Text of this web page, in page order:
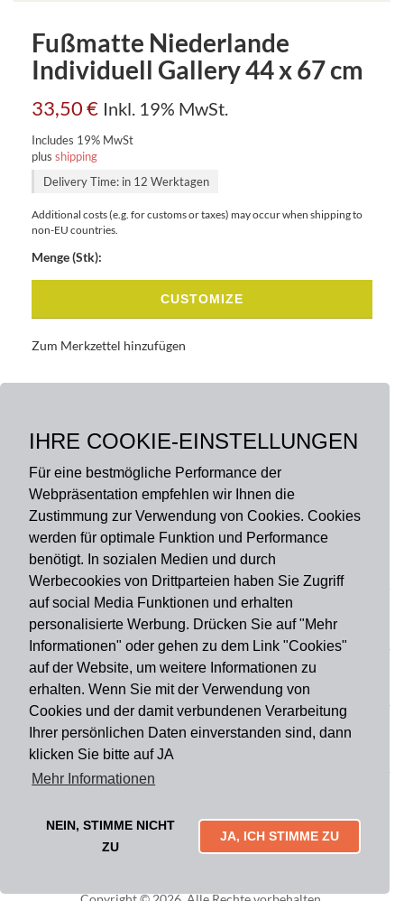
IHRE COOKIE-EINSTELLUNGEN
Für eine bestmögliche Performance der
Webpräsentation empfehlen wir Ihnen die
Zustimmung zur Verwendung von Cookies. Cookies
werden für optimale Funktion und Performance
benötigt. In sozialen Medien und durch
Werbecookies von Drittparteien haben Sie Zugriff
auf social Media Funktionen und erhalten
personalisierte Werbung. Drücken Sie auf "Mehr
Informationen" oder gehen zu dem Link "Cookies"
auf der Website, um weitere Informationen zu
erhalten. Wenn Sie mit der Verwendung von
Cookies und der damit verbundenen Verarbeitung
Ihrer persönlichen Daten einverstanden sind, dann
klicken Sie bitte auf JA
Mehr Informationen
NEIN, STIMME NICHT
ZU
JA, ICH STIMME ZU
Fußmatte Niederlande
Individuell Gallery 44 x 67 cm
33,50€ Inkl. 19% MwSt.
Includes 19% MwSt
plus shipping
Delivery Time: in 12 Werktagen
Additional costs (e.g. for customs or taxes) may occur when shipping to
non-EU countries.
Menge (Stk):
CUSTOMIZE
Zum Merkzettel hinzufügen
BESCHREIBUNG
Zahlungsart
Versandart
Du findest uns auch auf
Informationen
Impressum Widerruf
Mytailor croodles